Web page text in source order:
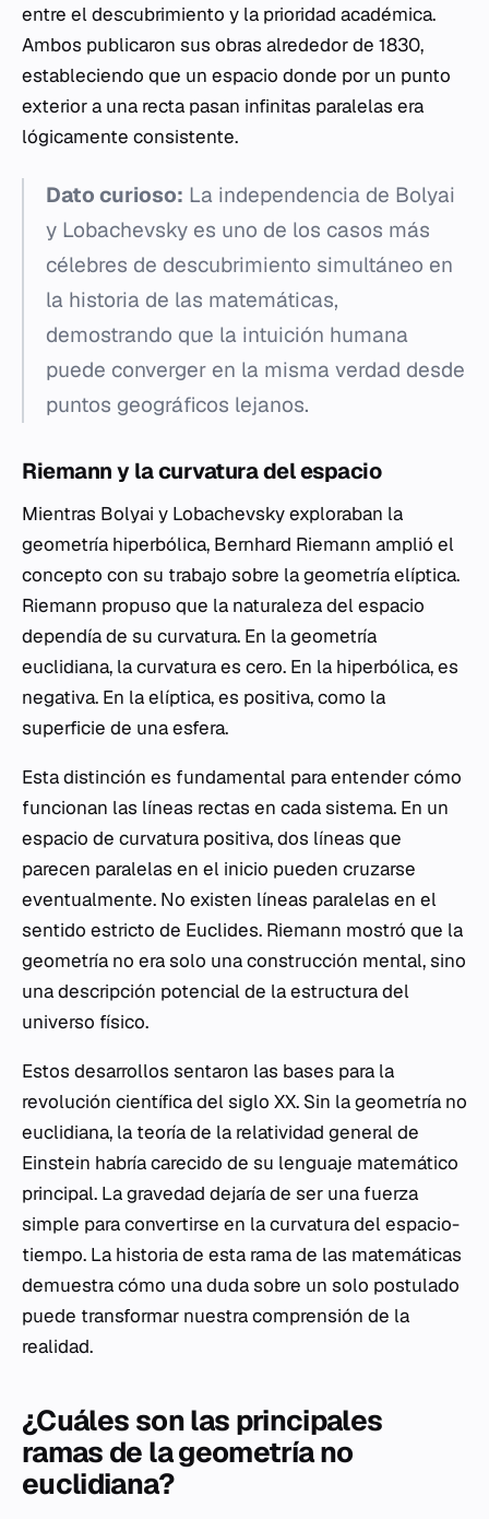
entre el descubrimiento y la prioridad académica.
Ambos publicaron sus obras alrededor de 1830,
estableciendo que un espacio donde por un punto
exterior a una recta pasan infinitas paralelas era
lógicamente consistente.
Dato curioso: La independencia de Bolyai
y Lobachevsky es uno de los casos más
célebres de descubrimiento simultáneo en
la historia de las matemáticas,
demostrando que la intuición humana
puede converger en la misma verdad desde
puntos geográficos lejanos.
Riemann y la curvatura del espacio
Mientras Bolyai y Lobachevsky exploraban la
geometría hiperbólica, Bernhard Riemann amplió el
concepto con su trabajo sobre la geometría elíptica.
Riemann propuso que la naturaleza del espacio
dependía de su curvatura. En la geometría
euclidiana, la curvatura es cero. En la hiperbólica, es
negativa. En la elíptica, es positiva, como la
superficie de una esfera.
Esta distinción es fundamental para entender cómo
funcionan las líneas rectas en cada sistema. En un
espacio de curvatura positiva, dos líneas que
parecen paralelas en el inicio pueden cruzarse
eventualmente. No existen líneas paralelas en el
sentido estricto de Euclides. Riemann mostró que la
geometría no era solo una construcción mental, sino
una descripción potencial de la estructura del
universo físico.
Estos desarrollos sentaron las bases para la
revolución científica del siglo XX. Sin la geometría no
euclidiana, la teoría de la relatividad general de
Einstein habría carecido de su lenguaje matemático
principal. La gravedad dejaría de ser una fuerza
simple para convertirse en la curvatura del espacio-
tiempo. La historia de esta rama de las matemáticas
demuestra cómo una duda sobre un solo postulado
puede transformar nuestra comprensión de la
realidad.
¿Cuáles son las principales
ramas de la geometría no
euclidiana?